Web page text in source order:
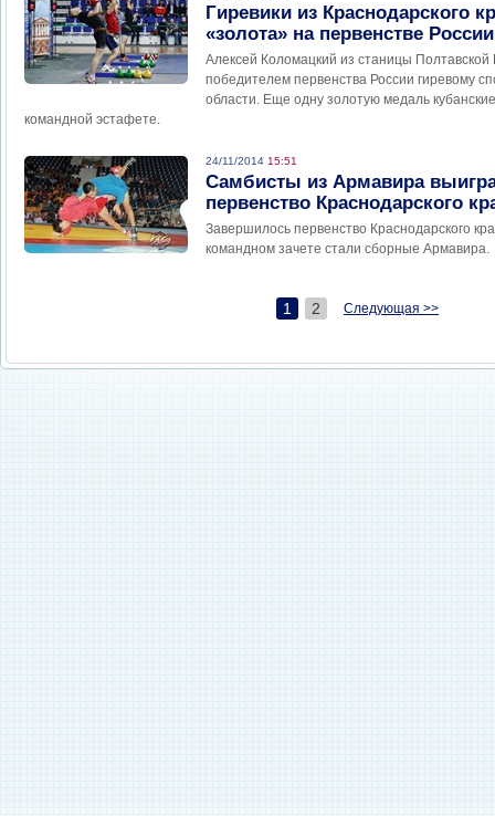
Гиревики из Краснодарского
«золота» на первенстве России
Алексей Коломацкий из станицы Полтавской
победителем первенства России гиревому
области. Еще одну золотую медаль
командной эстафете.
24/11/2014 15:51
Самбисты из Армавира
первенство Краснодарского
Завершилось первенство Краснодарского
командном зачете стали сборные Армавира.
1 2 Следующая >>